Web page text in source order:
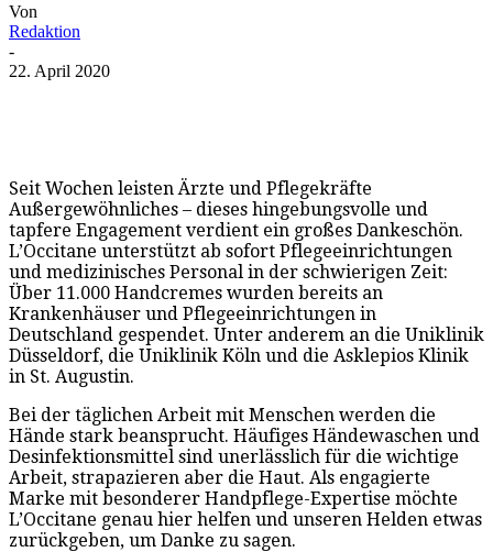
Von
Redaktion
-
22. April 2020
Seit Wochen leisten Ärzte und Pflegekräfte
Außergewöhnliches – dieses hingebungsvolle und
tapfere Engagement verdient ein großes Dankeschön.
L’Occitane unterstützt ab sofort Pflegeeinrichtungen
und medizinisches Personal in der schwierigen Zeit:
Über 11.000 Handcremes wurden bereits an
Krankenhäuser und Pflegeeinrichtungen in
Deutschland gespendet. Unter anderem an die Uniklinik
Düsseldorf, die Uniklinik Köln und die Asklepios Klinik
in St. Augustin.
Bei der täglichen Arbeit mit Menschen werden die
Hände stark beansprucht. Häufiges Händewaschen und
Desinfektionsmittel sind unerlässlich für die wichtige
Arbeit, strapazieren aber die Haut. Als engagierte
Marke mit besonderer Handpflege-Expertise möchte
L’Occitane genau hier helfen und unseren Helden etwas
zurückgeben, um Danke zu sagen.